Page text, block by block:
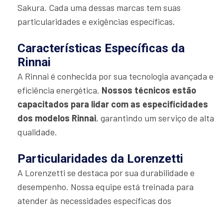
Sakura. Cada uma dessas marcas tem suas
particularidades e exigências específicas.
Características Específicas da
Rinnai
A Rinnai é conhecida por sua tecnologia avançada e
eficiência energética. Nossos técnicos estão
capacitados para lidar com as especificidades
dos modelos Rinnai, garantindo um serviço de alta
qualidade.
Particularidades da Lorenzetti
A Lorenzetti se destaca por sua durabilidade e
desempenho. Nossa equipe está treinada para
atender às necessidades específicas dos